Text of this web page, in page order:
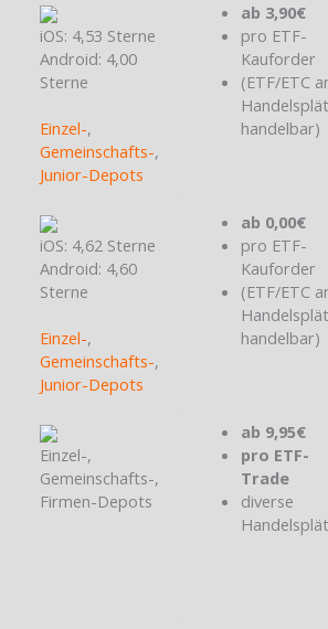
iOS: 4,53 Sterne
Android: 4,00
Sterne
Einzel-,
Gemeinschafts-,
Junior-Depots
ab 3,90€
pro ETF-
Kauforder
(ETF/ETC
handelbar)
iOS: 4,62 Sterne
Android: 4,60
Sterne
Einzel-,
Gemeinschafts-,
Junior-Depots
ab 0,00€
pro ETF-
Kauforder
(ETF/ETC
handelbar)
Einzel-,
Gemeinschafts-,
Firmen-Depots
ab 9,95€
pro ETF-
Trade
diverse